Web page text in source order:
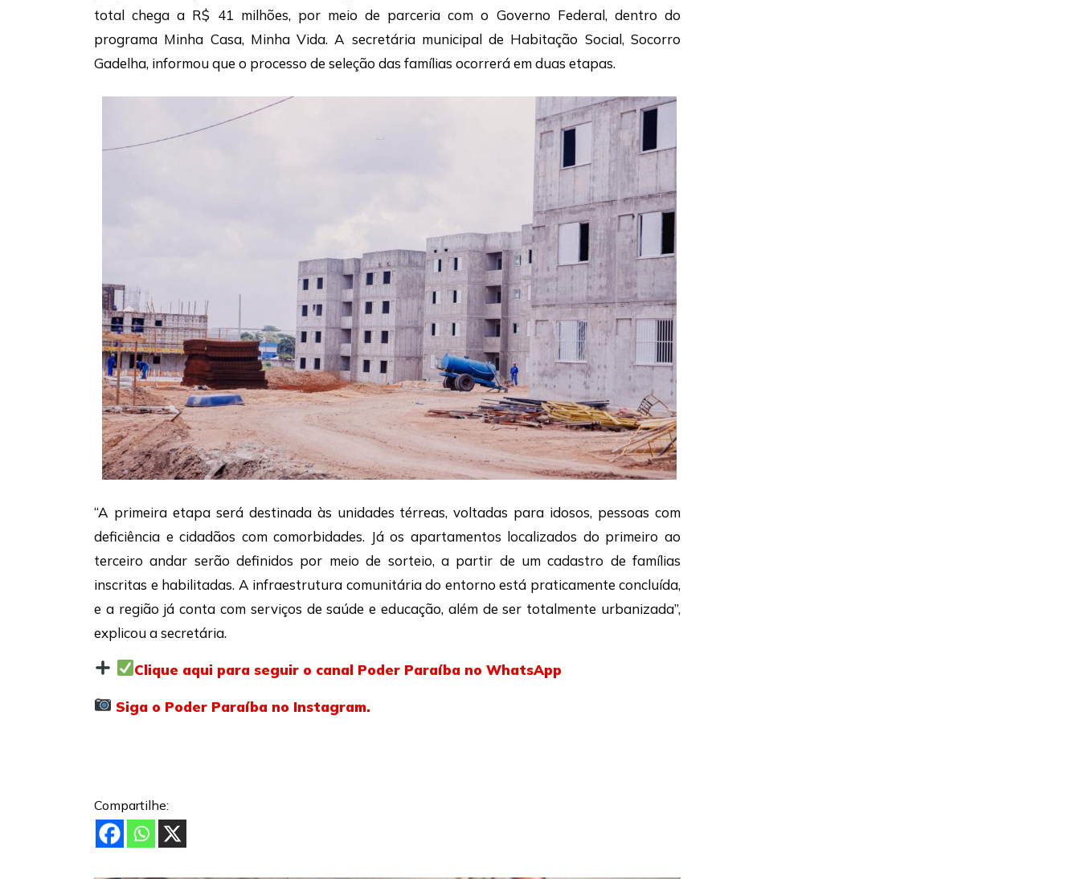
total chega a R$ 41 milhões, por meio de parceria com o Governo Federal, dentro do
programa Minha Casa, Minha Vida. A secretária municipal de Habitação Social, Socorro
Gadelha, informou que o processo de seleção das famílias ocorrerá em duas etapas.
“A primeira etapa será destinada às unidades térreas, voltadas para idosos, pessoas com
deficiência e cidadãos com comorbidades. Já os apartamentos localizados do primeiro ao
terceiro andar serão definidos por meio de sorteio, a partir de um cadastro de famílias
inscritas e habilitadas. A infraestrutura comunitária do entorno está praticamente concluída,
e a região já conta com serviços de saúde e educação, além de ser totalmente urbanizada”,
explicou a secretária.
Clique aqui para seguir o canal Poder Paraíba no WhatsApp
Siga o Poder Paraíba no Instagram.
Compartilhe: